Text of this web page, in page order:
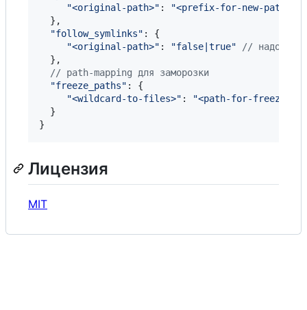
"<original-path>" :
"<prefix-for-new-path>"
} ,
"follow_symlinks" : {
"<original-path>" : "false|true"
// надо ли
} ,
// path-mapping для заморозки
"freeze_paths" : {
"<wildcard-to-files>" :
"<path-for-freezed-
}
}
Лицензия
MIT